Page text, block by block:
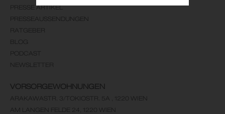
PRESSE ARTIKEL
PRESSEAUSSENDUNGEN
RATGEBER
BLOG
PODCAST
NEWSLETTER
VORSORGEWOHNUNGEN
ARAKAWASTR. 3/TOKIOSTR. 5A , 1220 WIEN
AM LANGEN FELDE 24, 1220 WIEN